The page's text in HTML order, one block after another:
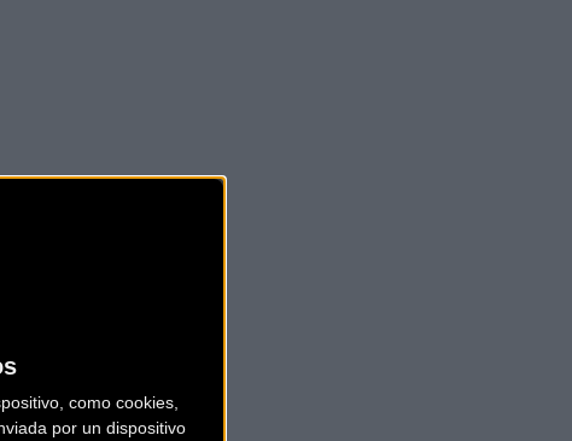
como cookies,
por un dispositivo